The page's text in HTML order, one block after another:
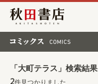
秋田書店
「大町テラス」検索結果
2件見つかりました